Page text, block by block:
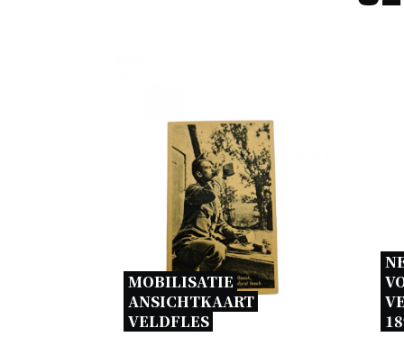
MOBILISATIE
ANSICHTKAART
VELDFLES